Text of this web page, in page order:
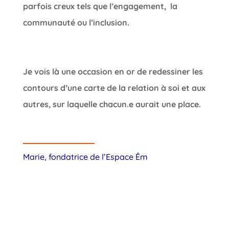
parfois creux tels que l’engagement, la
communauté ou l’inclusion.
Je vois là une occasion en or de redessiner les
contours d’une carte de la relation à soi et aux
autres, sur laquelle chacun.e aurait une place.
Marie, fondatrice de l’Espace Êm